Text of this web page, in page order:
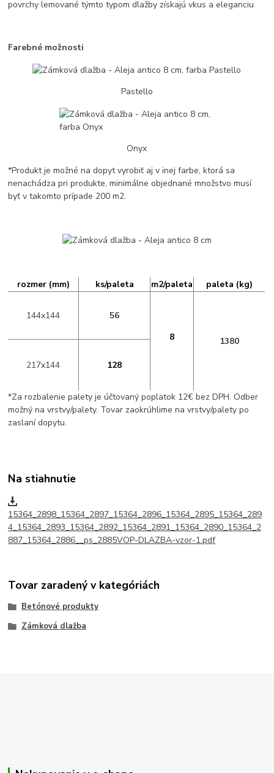
povrchy lemované týmto typom dlažby získajú vkus a eleganciu
Farebné možnosti
Pastello
Onyx
*Produkt je možné na dopyt vyrobiť aj v inej farbe, ktorá sa
nenachádza pri produkte, minimálne objednané množstvo musí
byť v takomto prípade 200 m2.
rozmer (mm) ks/paleta m2/paleta paleta (kg)
144x144
56
8
1380
217x144 128
*Za rozbalenie palety je účtovaný poplatok 12€ bez DPH. Odber
možný na vrstvy/palety. Tovar zaokrúhlime na vrstvy/palety po
zaslaní dopytu.
Na stiahnutie
15364_2898_15364_2897_15364_2896_15364_2895_15364_289
4_15364_2893_15364_2892_15364_2891_15364_2890_15364_2
887_15364_2886__ps_2885VOP-DLAZBA-vzor-1.pdf
Tovar zaradený v kategóriách
Betónové produkty
Zámková dlažba